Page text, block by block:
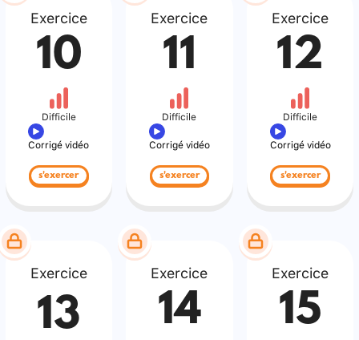
Exercice
10
Difficile
Corrigé vidéo
s'exercer
Exercice
11
Difficile
Corrigé vidéo
s'exercer
Exercice
12
Difficile
Corrigé vidéo
s'exercer
Exercice
13
Exercice
14
Exercice
15